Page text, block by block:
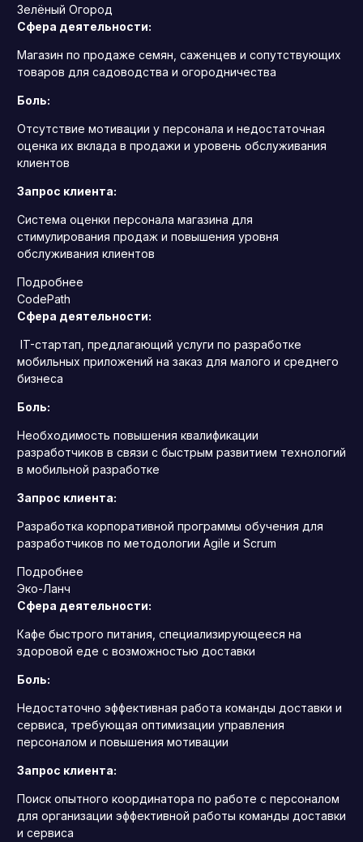
Зелёный Огород
Сфера деятельности:
Магазин по продаже семян, саженцев и сопутствующих
товаров для садоводства и огородничества
Боль:
Отсутствие мотивации у персонала и недостаточная
оценка их вклада в продажи и уровень обслуживания
клиентов
Запрос клиента:
Система оценки персонала магазина для
стимулирования продаж и повышения уровня
обслуживания клиентов
Подробнее
CodePath
Сфера деятельности:
IT-стартап, предлагающий услуги по разработке
мобильных приложений на заказ для малого и среднего
бизнеса
Боль:
Необходимость повышения квалификации
разработчиков в связи с быстрым развитием технологий
в мобильной разработке
Запрос клиента:
Разработка корпоративной программы обучения для
разработчиков по методологии Agile и Scrum
Подробнее
Эко-Ланч
Сфера деятельности:
Кафе быстрого питания, специализирующееся на
здоровой еде с возможностью доставки
Боль:
Недостаточно эффективная работа команды доставки и
сервиса, требующая оптимизации управления
персоналом и повышения мотивации
Запрос клиента:
Поиск опытного координатора по работе с персоналом
для организации эффективной работы команды доставки
и сервиса